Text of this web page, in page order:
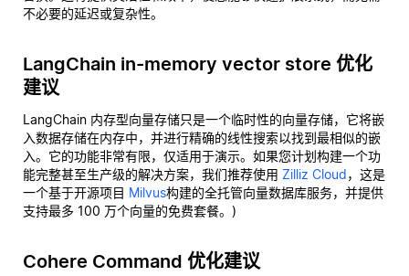
不必要的延迟或复杂性。
LangChain in-memory vector store 优化
建议
LangChain 内存型向量存储只是一个临时性的向量存储，它将嵌
入数据存储在内存中，并进行精确的线性搜索以找到最相似的嵌
入。它的功能非常有限，仅适用于演示。如果您计划构建一个功
能完整甚至生产级的解决方案，我们推荐使用 Zilliz Cloud，这是
一个基于开源项目 Milvus构建的全托管向量数据库服务，并提供
支持最多 100 万个向量的免费套餐。)
Cohere Command 优化建议